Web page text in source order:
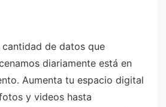
de datos que
diariamente está en
Aumenta tu espacio digital
y videos hasta